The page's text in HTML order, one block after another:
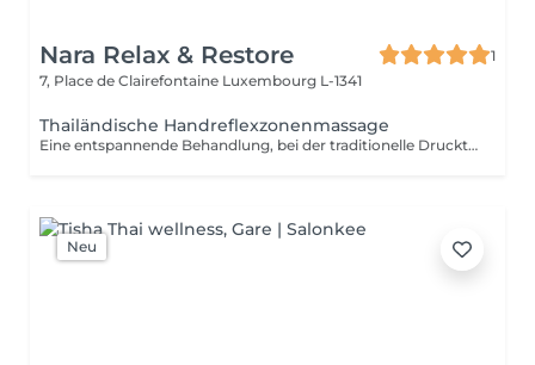
Nara Relax & Restore
1
7, Place de Clairefontaine Luxembourg L-1341
Thailändische Handreflexzonenmassage
Eine entspannende Behandlung, bei der traditionelle Drucktechniken an ausgewählten Punkten der Hände angewendet werden. Ideal für beanspruchte Hände und für Menschen, die viel am Computer arbeiten, schreiben oder mobile Geräte nutzen.
Neu